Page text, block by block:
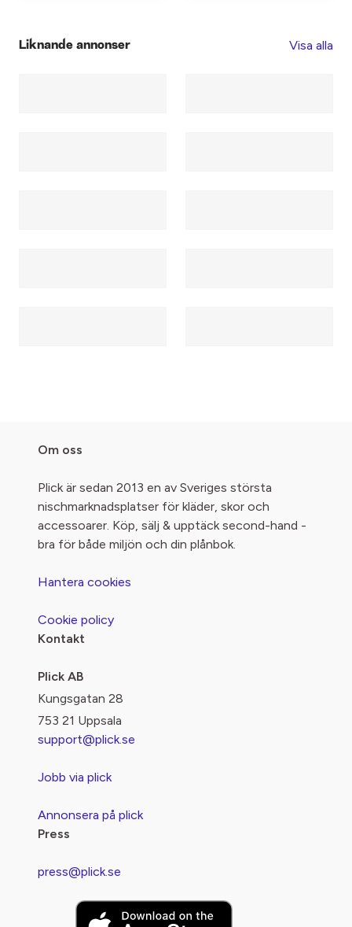
Liknande annonser Visa alla
Om oss
Plick är sedan 2013 en av Sveriges största
nischmarknadsplatser för kläder, skor och
accessoarer. Köp, sälj & upptäck second-hand -
bra för både miljön och din plånbok.
Hantera cookies
Cookie policy
Kontakt
Plick AB
Kungsgatan 28
753 21 Uppsala
support@plick.se
Jobb via plick
Annonsera på plick
Press
press@plick.se